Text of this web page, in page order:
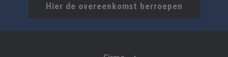
Hier de overeenkomst herroepen